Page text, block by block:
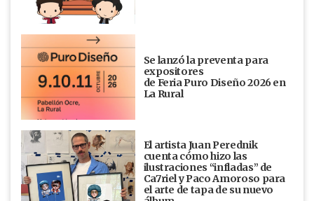
Se lanzó la preventa para
expositores
de Feria Puro Diseño 2026 en
La Rural
El artista Juan Perednik
cuenta cómo hizo las
ilustraciones “infladas” de
Ca7riel y Paco Amoroso para
el arte de tapa de su nuevo